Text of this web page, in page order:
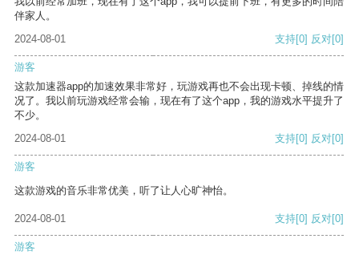
伴家人。
2024-08-01
支持[0] 反对[0]
游客
这款加速器app的加速效果非常好，玩游戏再也不会出现卡顿、掉线的情
况了。我以前玩游戏经常会输，现在有了这个app，我的游戏水平提升了
不少。
2024-08-01
支持[0] 反对[0]
游客
这款游戏的音乐非常优美，听了让人心旷神怡。
2024-08-01 支持[0] 反对[0]
游客